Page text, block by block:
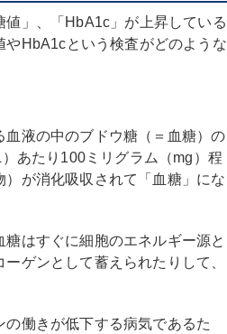
」、「HbA1c」が上昇している
やHbA1cという検査がどのような
液の中のブドウ糖（＝血糖）の
あたり100ミリグラム（mg）程
が消化吸収されて「血糖」にな
はすぐに細胞のエネルギー源と
ゲンとして蓄えられたりして、
働きが低下する病気であるた